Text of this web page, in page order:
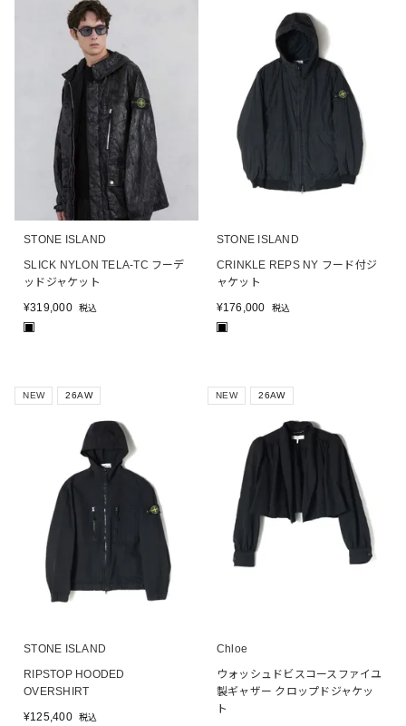
STONE ISLAND
SLICK NYLON TELA-TC フーデ
ッドジャケット
¥319,000 税込
■
STONE ISLAND
CRINKLE REPS NY フード付ジ
ャケット
¥176,000 税込
■
NEW 26AW
STONE ISLAND
RIPSTOP HOODED
OVERSHIRT
¥125,400 税込
NEW 26AW
Chloe
ウォッシュドビスコースファイユ
製ギャザー クロップドジャケッ
ト